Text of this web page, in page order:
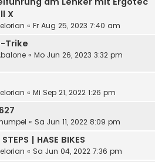
X
« Fr Aug 25, 2023 7:40 am
Trike
« Mo Jun 26, 2023 3:32 pm
« Mi Sep 21, 2022 1:26 pm
« Sa Jun 11, 2022 8:09 pm
| HASE BIKES
« Sa Jun 04, 2022 7:36 pm